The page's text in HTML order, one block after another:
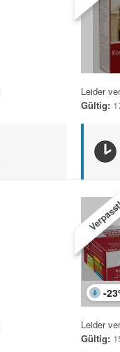
Leider
Gültig:
-23
Leider
Gültig: